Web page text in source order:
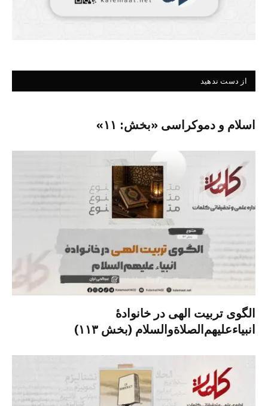
از دست ندهید
اسلام و دموکراسی «بخش: ۱۱»
الگوی تربیت الهی در خانوادۀ
انبیاءعلیهم‌الصلاةو‌السلام (بخش ۱۱۳)